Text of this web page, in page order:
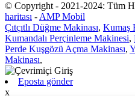
© Copyright - 2021-2024: Tüm
haritası - AMP Mobil
Çıtçıtlı Düğme Makinası, Kumaş
Kumandalı Perçinleme Makinesi,
Perde Kuşgözü Açma Makinası,
Makinası,
Eposta gönder
x